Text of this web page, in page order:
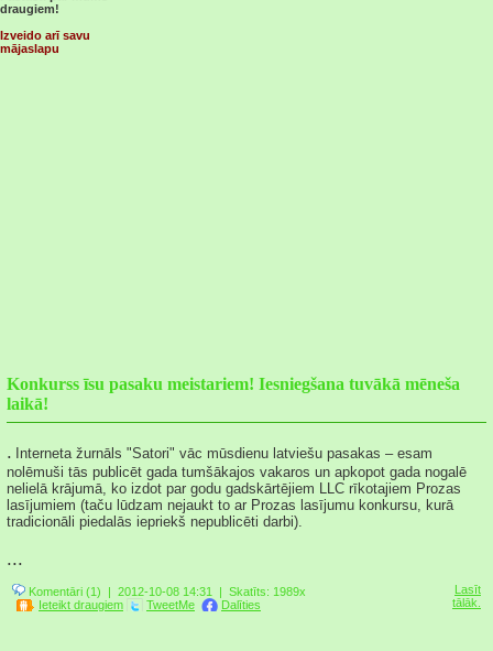
draugiem!
Izveido arī savu
mājaslapu
Konkurss īsu pasaku meistariem! Iesniegšana tuvākā mēneša
laikā!
. Interneta žurnāls "Satori" vāc mūsdienu latviešu pasakas – esam
nolēmuši tās publicēt gada tumšākajos vakaros un apkopot gada nogalē
nelielā krājumā, ko izdot par godu gadskārtējiem LLC rīkotajiem Prozas
lasījumiem (taču lūdzam nejaukt to ar Prozas lasījumu konkursu, kurā
tradicionāli piedalās iepriekš nepublicēti darbi).
...
Komentāri (1) | 2012-10-08 14:31 | Skatīts: 1989x
Ieteikt draugiem
TweetMe Dalīties
Lasīt
tālāk.